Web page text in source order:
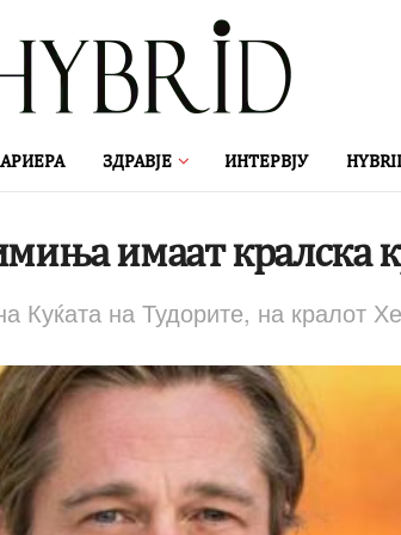
ЗДРАВЈЕ ИНТЕРВЈУ
имаат кралска
Куќата на Тудорите, на кралот